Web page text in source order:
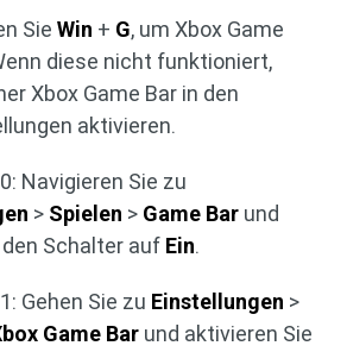
Sie Win + G, um Xbox Game
diese nicht funktioniert,
Xbox Game Bar in den
aktivieren.
Navigieren Sie zu
> Spielen > Game Bar und
Schalter auf Ein.
Gehen Sie zu Einstellungen >
Game Bar und aktivieren Sie